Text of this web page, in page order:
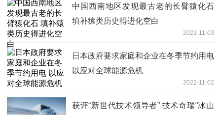
中国西南地区发现最古老的长臂猿化石
填补猿类历史得进化空白
2022-11-03
日本政府要求家庭和企业在冬季节约用电
以应对全球能源危机
2022-11-02
获评“新世代技术领导者” 技术奇瑞“冰山